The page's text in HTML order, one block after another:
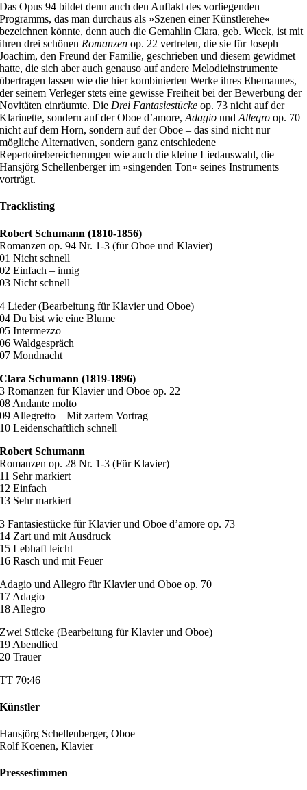
Das Opus 94 bildet denn auch den Auftakt des vorliegenden
Programms, das man durchaus als »Szenen einer Künstlerehe«
bezeichnen könnte, denn auch die Gemahlin Clara, geb. Wieck, ist mit
ihren drei schönen Romanzen op. 22 vertreten, die sie für Joseph
Joachim, den Freund der Familie, geschrieben und diesem gewidmet
hatte, die sich aber auch genauso auf andere Melodieinstrumente
übertragen lassen wie die hier kombinierten Werke ihres Ehemannes,
der seinem Verleger stets eine gewisse Freiheit bei der Bewerbung der
Novitäten einräumte. Die Drei Fantasiestücke op. 73 nicht auf der
Klarinette, sondern auf der Oboe d’amore,Adagio undAllegroop. 70
nicht auf dem Horn, sondern auf der Oboe – das sind nicht nur
mögliche Alternativen, sondern ganz entschiedene
Repertoirebereicherungen wie auch die kleine Liedauswahl, die
Hansjörg Schellenberger im »singenden Ton« seines Instruments
vorträgt.
Tracklisting
Robert Schumann (1810-1856)
Romanzen op. 94 Nr. 1-3 (für Oboe und Klavier)
01 Nicht schnell
02 Einfach – innig
03 Nicht schnell
4 Lieder (Bearbeitung für Klavier und Oboe)
04 Du bist wie eine Blume
05 Intermezzo
06 Waldgespräch
07 Mondnacht
Clara Schumann (1819-1896)
3 Romanzen für Klavier und Oboe op. 22
08 Andante molto
09 Allegretto – Mit zartem Vortrag
10 Leidenschaftlich schnell
Robert Schumann
Romanzen op. 28 Nr. 1-3 (Für Klavier)
11 Sehr markiert
12 Einfach
13 Sehr markiert
3 Fantasiestücke für Klavier und Oboe d’amore op. 73
14 Zart und mit Ausdruck
15 Lebhaft leicht
16 Rasch und mit Feuer
Adagio und Allegro für Klavier und Oboe op. 70
17 Adagio
18 Allegro
Zwei Stücke (Bearbeitung für Klavier und Oboe)
19 Abendlied
20 Trauer
TT 70:46
Künstler
Hansjörg Schellenberger, Oboe
Rolf Koenen, Klavier
Pressestimmen